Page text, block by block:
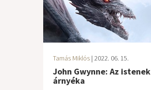
Tamás Miklós | 2022. 06. 15.
John Gwynne: Az istenek
árnyéka